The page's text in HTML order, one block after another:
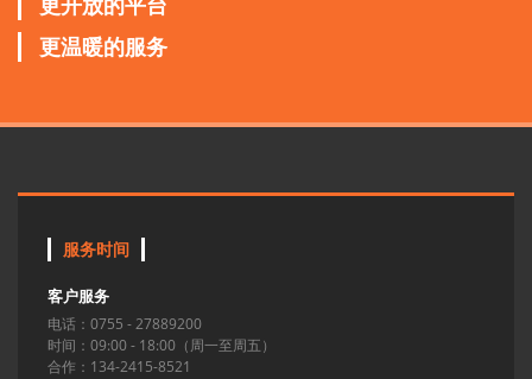
更温暖的服务
服务时间
客户服务
电话：0755 - 27889200
时间：09:00 - 18:00（周一至周五）
合作：134-2415-8521